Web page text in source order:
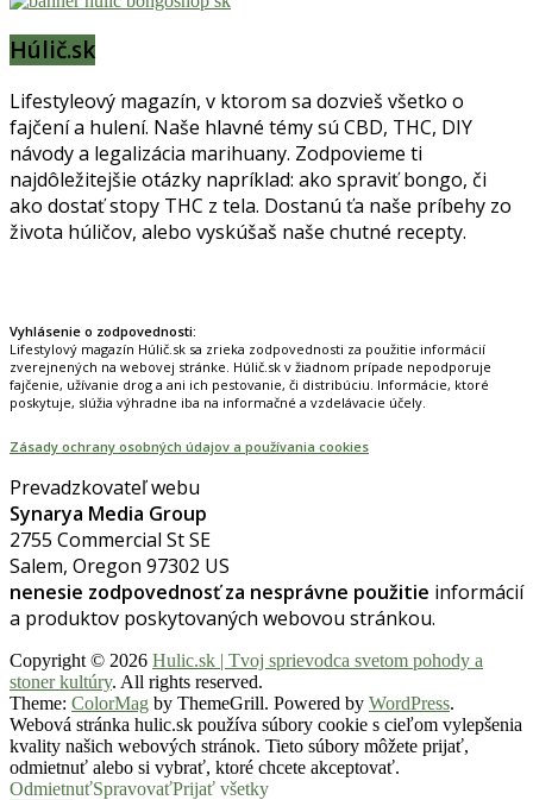
Húlič.sk
Lifestyleový magazín, v ktorom sa dozvieš všetko o
fajčení a hulení. Naše hlavné témy sú CBD, THC, DIY
návody a legalizácia marihuany. Zodpovieme ti
najdôležitejšie otázky napríklad: ako spraviť bongo, či
ako dostať stopy THC z tela. Dostanú ťa naše príbehy zo
života húličov, alebo vyskúšaš naše chutné recepty.
Vyhlásenie o zodpovednosti:
Lifestylový magazín Húlič.sk sa zrieka zodpovednosti za použitie informácií
zverejnených na webovej stránke. Húlič.sk v žiadnom prípade nepodporuje
fajčenie, užívanie drog a ani ich pestovanie, či distribúciu. Informácie, ktoré
poskytuje, slúžia výhradne iba na informačné a vzdelávacie účely.
Zásady ochrany osobných údajov a používania cookies
Prevadzkovateľ webu
Synarya Media Group
2755 Commercial St SE
Salem, Oregon 97302 US
nenesie zodpovednosť za nesprávne použitie informácií
a produktov poskytovaných webovou stránkou.
Copyright © 2026 Hulic.sk | Tvoj sprievodca svetom pohody a
stoner kultúry. All rights reserved.
Theme: ColorMag by ThemeGrill. Powered by WordPress.
Webová stránka hulic.sk používa súbory cookie s cieľom vylepšenia
kvality našich webových stránok. Tieto súbory môžete prijať,
odmietnuť alebo si vybrať, ktoré chcete akceptovať.
OdmietnuťSpravovaťPrijať všetky